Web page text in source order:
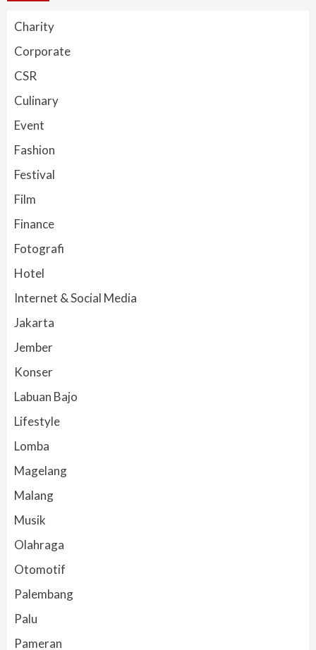
Charity
Corporate
CSR
Culinary
Event
Fashion
Festival
Film
Finance
Fotografi
Hotel
Internet & Social Media
Jakarta
Jember
Konser
Labuan Bajo
Lifestyle
Lomba
Magelang
Malang
Musik
Olahraga
Otomotif
Palembang
Palu
Pameran